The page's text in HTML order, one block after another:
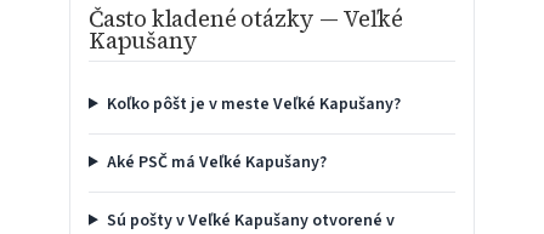
Často kladené otázky — Veľké
Kapušany
Koľko pôšt je v meste Veľké Kapušany?
Aké PSČ má Veľké Kapušany?
Sú pošty v Veľké Kapušany otvorené v